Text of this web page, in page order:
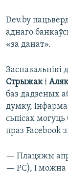
Dev.by
аднаго
«за данат».
Заснавальнікі
Стрыжакі
баз дадзеных
думку,
сьпісах
праз Facebook
— Плацяжы
— РС), і можна